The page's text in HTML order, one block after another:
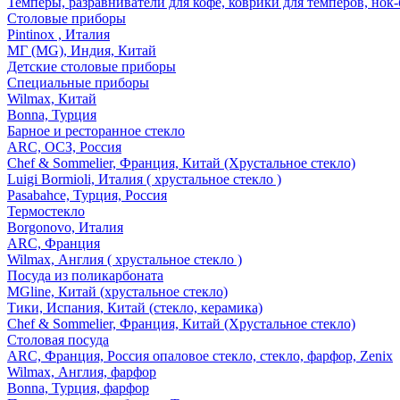
Столовые приборы
Pintinox , Италия
МГ (MG), Индия, Китай
Детские столовые приборы
Специальные приборы
Wilmax, Китай
Bonna, Турция
Барное и ресторанное стекло
ARC, ОСЗ, Россия
Chef & Sommelier, Франция, Китай (Хрустальное стекло)
Luigi Bormioli, Италия ( хрустальное стекло )
Pasabahce, Турция, Россия
Термостекло
Borgonovo, Италия
ARC, Франция
Wilmax, Англия ( хрустальное стекло )
Посуда из поликарбоната
MGline, Китай (хрустальное стекло)
Тики, Испания, Китай (стекло, керамика)
Chef & Sommelier, Франция, Китай (Хрустальное стекло)
Столовая посуда
ARC, Франция, Россия опаловое стекло, стекло, фарфор, Zenix
Wilmax, Англия, фарфор
Bonna, Турция, фарфор